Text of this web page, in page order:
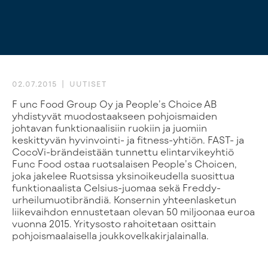
02.07.2015 UUTISET
Func Food Group Oy ja People’s Choice AB
yhdistyvät muodostaakseen pohjoismaiden
johtavan funktionaalisiin ruokiin ja juomiin
keskittyvän hyvinvointi- ja fitness-yhtiön. FAST- ja
CocoVi-brändeistään tunnettu elintarvikeyhtiö
Func Food ostaa ruotsalaisen People’s Choicen,
joka jakelee Ruotsissa yksinoikeudella suosittua
funktionaalista Celsius-juomaa sekä Freddy-
urheilumuotibrändiä. Konsernin yhteenlasketun
liikevaihdon ennustetaan olevan 50 miljoonaa euroa
vuonna 2015. Yritysosto rahoitetaan osittain
pohjoismaalaisella joukkovelkakirjalainalla.